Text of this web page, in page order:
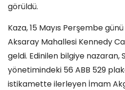
görüldü.
Kaza, 15 Mayıs Perşembe
Aksaray Mahallesi Kennedy
geldi. Edinilen bilgiye nazaran,
yönetimindeki 56 ABB 529
istikamette ilerleyen İmam